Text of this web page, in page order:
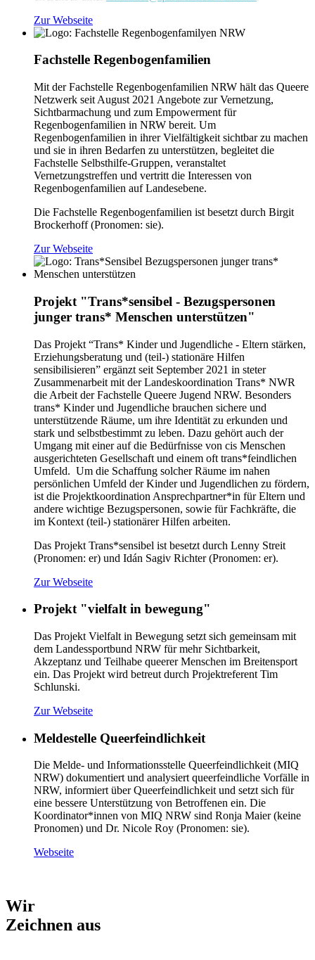
Zur Webseite
Fachstelle Regenbogenfamilien
Mit der Fachstelle Regenbogenfamilien NRW hält das Queere
Netzwerk seit August 2021 Angebote zur Vernetzung,
Sichtbarmachung und zum Empowerment für
Regenbogenfamilien in NRW bereit. Um
Regenbogenfamilien in ihrer Vielfältigkeit sichtbar zu machen
und sie in ihren Bedarfen zu unterstützen, begleitet die
Fachstelle Selbsthilfe-Gruppen, veranstaltet
Vernetzungstreffen und vertritt die Interessen von
Regenbogenfamilien auf Landesebene.
Die Fachstelle Regenbogenfamilien ist besetzt durch Birgit
Brockerhoff (Pronomen: sie).
Zur Webseite
Projekt "Trans*sensibel - Bezugspersonen
junger trans* Menschen unterstützen"
Das Projekt “Trans* Kinder und Jugendliche - Eltern stärken,
Erziehungsberatung und (teil-) stationäre Hilfen
sensibilisieren” ergänzt seit September 2021 in steter
Zusammenarbeit mit der Landeskoordination Trans* NWR
die Arbeit der Fachstelle Queere Jugend NRW. Besonders
trans* Kinder und Jugendliche brauchen sichere und
unterstützende Räume, um ihre Identität zu erkunden und
stark und selbstbestimmt zu leben. Dazu gehört auch der
Umgang mit einer auf die Bedürfnisse von cis Menschen
ausgerichteten Gesellschaft und einem oft trans*feindlichen
Umfeld. Um die Schaffung solcher Räume im nahen
persönlichen Umfeld der Kinder und Jugendlichen zu fördern,
ist die Projektkoordination Ansprechpartner*in für Eltern und
andere wichtige Bezugspersonen, sowie für Fachkräfte, die
im Kontext (teil-) stationärer Hilfen arbeiten.
Das Projekt Trans*sensibel ist besetzt durch Lenny Streit
(Pronomen: er) und Idán Sagiv Richter (Pronomen: er).
Zur Webseite
Projekt "vielfalt in bewegung"
Das Projekt Vielfalt in Bewegung setzt sich gemeinsam mit
dem Landessportbund NRW für mehr Sichtbarkeit,
Akzeptanz und Teilhabe queerer Menschen im Breitensport
ein. Das Projekt wird betreut durch Projektreferent Tim
Schlunski.
Zur Webseite
Meldestelle Queerfeindlichkeit
Die Melde- und Informationsstelle Queerfeindlichkeit (MIQ
NRW) dokumentiert und analysiert queerfeindliche Vorfälle in
NRW, informiert über Queerfeindlichkeit und setzt sich für
eine bessere Unterstützung von Betroffenen ein. Die
Koordinator*innen von MIQ NRW sind Ronja Maier (keine
Pronomen) und Dr. Nicole Roy (Pronomen: sie).
Webseite
Wir
Zeichnen aus